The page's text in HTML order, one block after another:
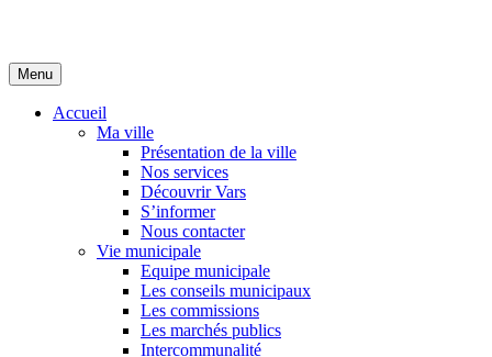
Menu
Accueil
Ma ville
Présentation de la ville
Nos services
Découvrir Vars
S’informer
Nous contacter
Vie municipale
Equipe municipale
Les conseils municipaux
Les commissions
Les marchés publics
Intercommunalité